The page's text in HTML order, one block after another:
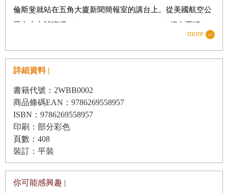
第十章 軍閥
第十一章 鴉片戰役
【第四部分】歐巴馬好高騖遠，二○○九至二○一○年
第十三章 「吞噬金錢的無底黑洞」
第十四章 化友為敵
第十五章 貪腐之城
第十六章 與真相交戰
倫斯斐就站在五角大廈新聞簡報室的講台上。從美國航空公
司七十七號班機（American Airlines Flight 77）撞向西牆，
造成一百八十九人死亡起，這棟建築仍然瀰漫著濃煙和燃油
戰爭時期，真相無比珍貴，總需要謊言的貼身守護。」倫斯
斐提及二戰時期同盟國在諾曼第登陸前發起的「保鏢行動」
（Operation Bodyguard），這場假情報運動的目的在於混淆
德軍視聽，使之無法掌握一九四四年敵軍入侵西歐的時間和
地點。
倫斯斐的態度似乎是打算合理化在戰時散布假消息的行為，
但他話鋒一轉，堅稱自己永遠不會做出這種事：「我對這個
問題的答案是『不會』，也無法想像在什麼情況下需要撒
more
詳細資料 |
書籍代號：2WBB0002
商品條碼EAN：9786269558957
ISBN：9786269558957
印刷：部分彩色
頁數：408
裝訂：平裝
你可能感興趣 |